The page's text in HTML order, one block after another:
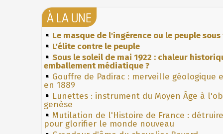
À LA UNE
Le masque de l'ingérence ou le peuple
L'élite contre le peuple
Sous le soleil de mai 1922 : chaleur
emballement médiatique ?
Gouffre de Padirac : merveille géologique
en 1889
Lunettes : instrument du Moyen Âge à
genèse
Mutilation de l'Histoire de France :
pour glorifier le monde nouveau